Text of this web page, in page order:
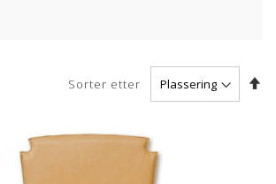
Sorter etter